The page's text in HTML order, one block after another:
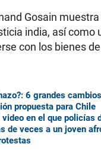
Gosain
india, así como
con los bienes
6 grandes
propuesta para Chile
video en el que policías
de veces a un joven